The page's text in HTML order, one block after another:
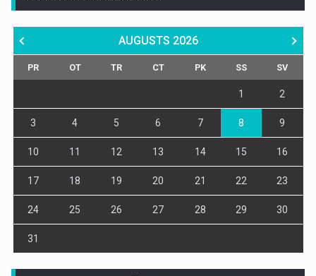
AUGUSTS 2026
PR OT TR CT PK SS SV
1 2
3 4 5 6 7 8 9
10 11 12 13 14 15 16
17 18 19 20 21 22 23
24 25 26 27 28 29 30
31